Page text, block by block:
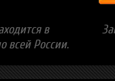
в
всей России.